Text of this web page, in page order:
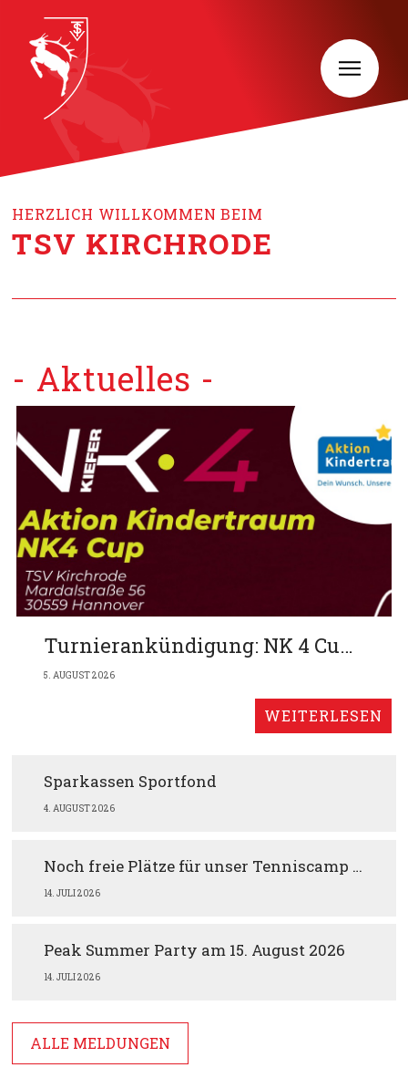
HERZLICH WILLKOMMEN BEIM
TSV KIRCHRODE
- Aktuelles -
Turnierankündigung: NK 4 Cup am 13.9. auf unserer Anlage
5. AUGUST 2026
Sparkassen Sportfond
4. AUGUST 2026
Noch freie Plätze für unser Tenniscamp im August
14. JULI 2026
Peak Summer Party am 15. August 2026
14. JULI 2026
ALLE MELDUNGEN